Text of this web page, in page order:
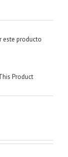
este producto
Product